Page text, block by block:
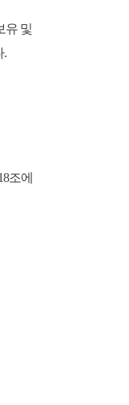
유 및
.
조에